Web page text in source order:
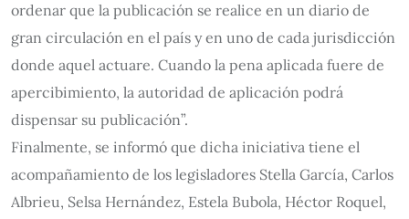
ordenar que la publicación se realice en un diario de
gran circulación en el país y en uno de cada jurisdicción
donde aquel actuare. Cuando la pena aplicada fuere de
apercibimiento, la autoridad de aplicación podrá
dispensar su publicación”.
Finalmente, se informó que dicha iniciativa tiene el
acompañamiento de los legisladores Stella García, Carlos
Albrieu, Selsa Hernández, Estela Bubola, Héctor Roquel,